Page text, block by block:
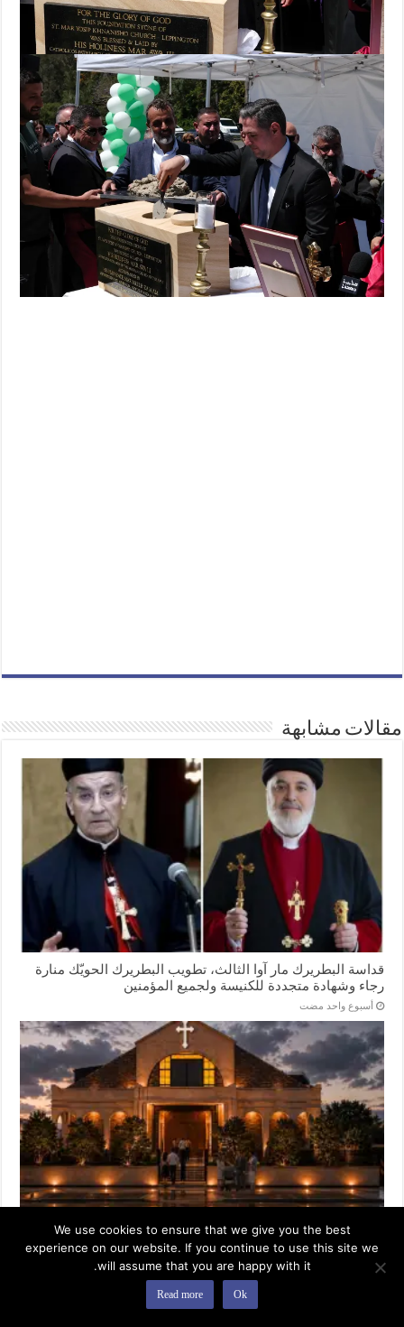
مقالات مشابهة
قداسة البطريرك مار آوا الثالث، تطويب البطريرك الحويّك منارة
رجاء وشهادة متجددة للكنيسة ولجميع المؤمنين
‏أسبوع واحد مضت
للمسيح نبني، وللاجيال نزرع، خطوة مباركة لتعمير كنيسة مريم
العذراء في سيدني
We use cookies to ensure that we give you the best
experience on our website. If you continue to use this site we
will assume that you are happy with it.
Ok
Read more